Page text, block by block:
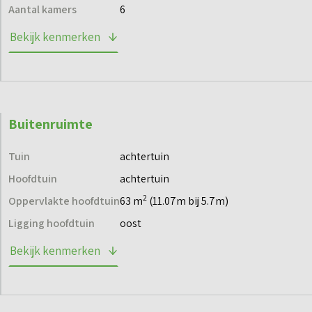
Aantal kamers 6
Bekijk kenmerken
Buitenruimte
Tuin
achtertuin
Hoofdtuin
achtertuin
Oppervlakte hoofdtuin63 m2 (11.07m bij 5.7m)
Ligging hoofdtuin
oost
Bekijk kenmerken